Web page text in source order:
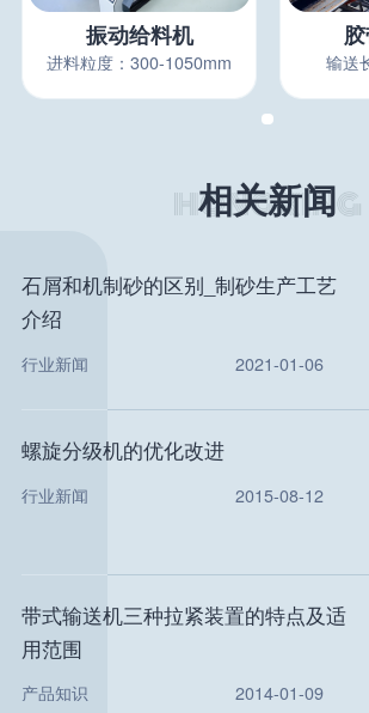
振动给料机
进料粒度：300-1050mm 输送
相关新闻
石屑和机制砂的区别_制砂生产工艺
介绍
行业新闻 2021-01-06
螺旋分级机的优化改进
行业新闻 2015-08-12
带式输送机三种拉紧装置的特点及适
用范围
产品知识 2014-01-09